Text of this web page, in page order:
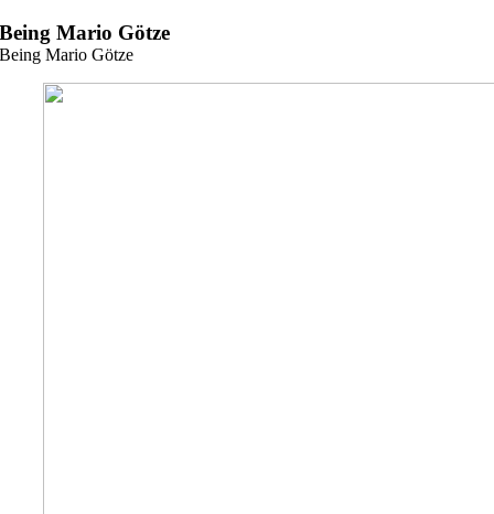
Zum
Inhalt
springen
Being Mario Götze
Being Mario Götze